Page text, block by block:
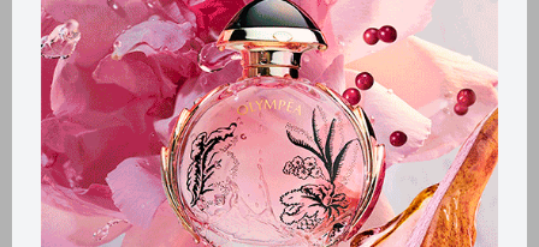
Métodos y costos de envío
Retiros gratuitos en tiendas
Productos que te pueden interesar